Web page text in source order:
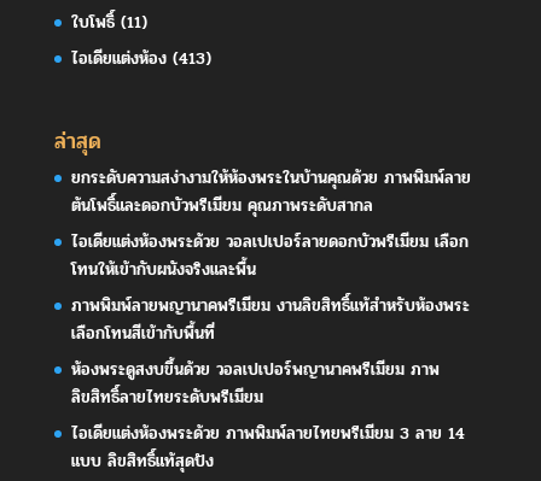
ใบโพธิ์(11)
ไอเดียแต่งห้อง(413)
ล่าสุด
ยกระดับความสง่างามให้ห้องพระในบ้านคุณด้วย ภาพพิมพ์ลาย
ต้นโพธิ์และดอกบัวพรีเมียม คุณภาพระดับสากล
ไอเดียแต่งห้องพระด้วย วอลเปเปอร์ลายดอกบัวพรีเมียม เลือก
โทนให้เข้ากับผนังจริงและพื้น
ภาพพิมพ์ลายพญานาคพรีเมียม งานลิขสิทธิ์แท้สำหรับห้องพระ
เลือกโทนสีเข้ากับพื้นที่
ห้องพระดูสงบขึ้นด้วย วอลเปเปอร์พญานาคพรีเมียม ภาพ
ลิขสิทธิ์ลายไทยระดับพรีเมียม
ไอเดียแต่งห้องพระด้วย ภาพพิมพ์ลายไทยพรีเมียม 3 ลาย 14
แบบ ลิขสิทธิ์แท้สุดปัง